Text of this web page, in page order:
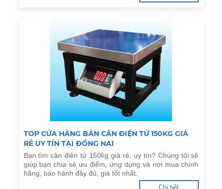
TOP CỬA HÀNG BÁN CÂN ĐIỆN TỬ 150KG GIÁ
RẺ UY TÍN TẠI ĐỒNG NAI
Bạn tìm cân điện tử 150kg giá rẻ, uy tín? Chúng tôi sẽ
giúp bạn chia sẻ ưu điểm, ứng dụng và nơi mua chính
hãng, bảo hành đầy đủ, giá tốt nhất.
Chi tiết